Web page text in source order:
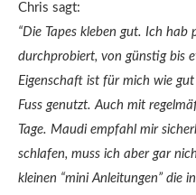
Chris sagt:
“Die Tapes kleben gut. Ich hab
durchprobiert, von günstig bis
Eigenschaft ist für mich wie
Fuss genutzt. Auch mit
Tage. Maudi empfahl mir
schlafen, muss ich aber gar
kleinen “mini Anleitungen” die